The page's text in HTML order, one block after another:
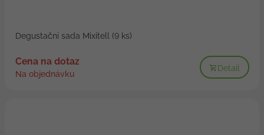
Degustační sada Mixitell (9 ks)
Cena na dotaz
Na objednávku
Detail